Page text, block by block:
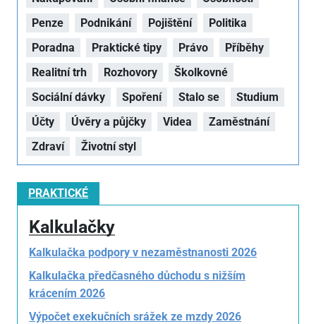
Penze
Podnikání Pojištění
Politika
Poradna
Praktické tipy Právo
Příběhy
Realitní trh
Rozhovory
Školkovné
Sociální dávky
Spoření Stalo se
Studium
Účty
Úvěry a půjčky Videa
Zaměstnání
Zdraví
Životní styl
PRAKTICKÉ
Kalkulačky
Kalkulačka podpory v nezaměstnanosti 2026
Kalkulačka předčasného důchodu s nižším
krácením 2026
Výpočet exekučních srážek ze mzdy 2026